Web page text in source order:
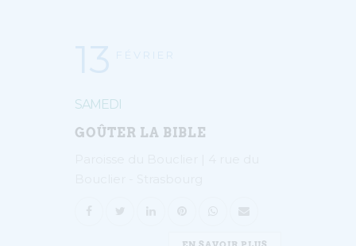
SAMEDI
GOÛTER LA BIBLE